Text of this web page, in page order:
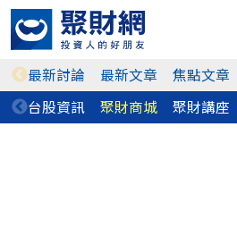
最新討論 最新文章 焦點文章
台股資訊
聚財商城 聚財講座